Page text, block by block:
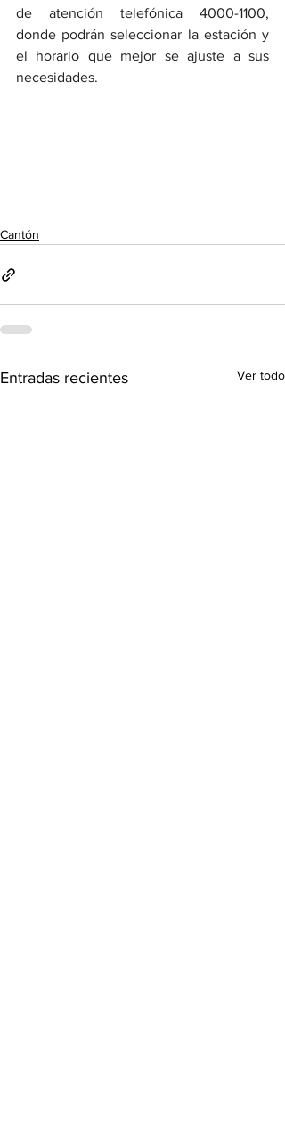
de atención telefónica 4000-1100,
donde podrán seleccionar la estación y
el horario que mejor se ajuste a sus
necesidades.
Cantón
Entradas recientes Ver todo